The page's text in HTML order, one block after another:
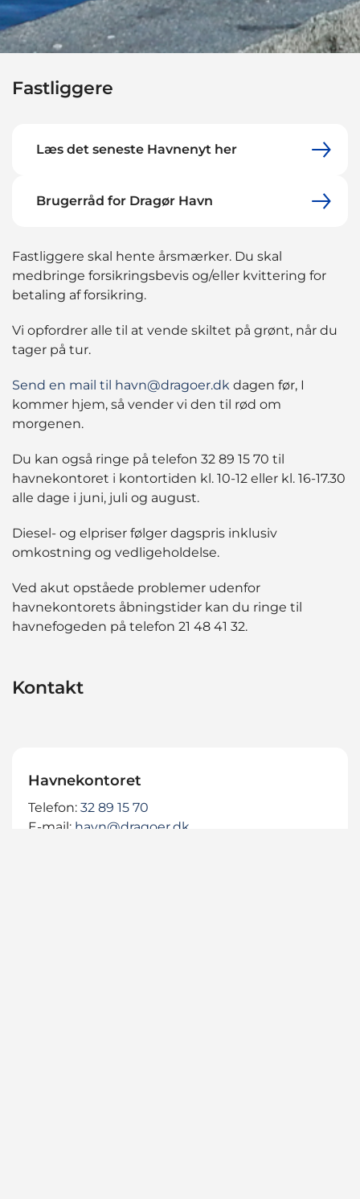
Fastliggere
Læs det seneste Havnenyt her
Brugerråd for Dragør Havn
Fastliggere skal hente årsmærker. Du skal
medbringe forsikringsbevis og/eller kvittering for
betaling af forsikring.
Vi opfordrer alle til at vende skiltet på grønt, når du
tager på tur.
Send en mail til havn@dragoer.dk dagen før, I
kommer hjem, så vender vi den til rød om
morgenen.
Du kan også ringe på telefon 32 89 15 70 til
havnekontoret i kontortiden kl. 10-12 eller kl. 16-17.30
alle dage i juni, juli og august.
Diesel- og elpriser følger dagspris inklusiv
omkostning og vedligeholdelse.
Ved akut opståede problemer udenfor
havnekontorets åbningstider kan du ringe til
havnefogeden på telefon 21 48 41 32.
Kontakt
Havnekontoret
Telefon: 32 89 15 70
E-mail: havn@dragoer.dk